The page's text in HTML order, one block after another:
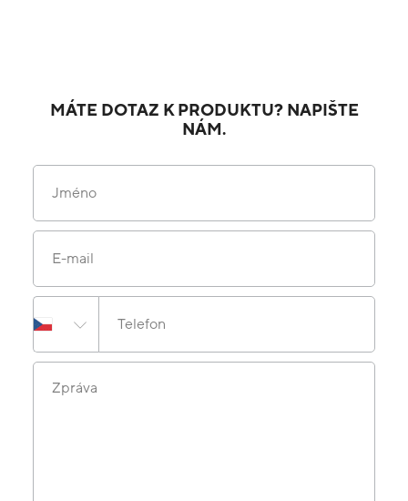
MÁTE DOTAZ K PRODUKTU? NAPIŠTE
NÁM.
Jméno
E-mail
Telefon
Zpráva